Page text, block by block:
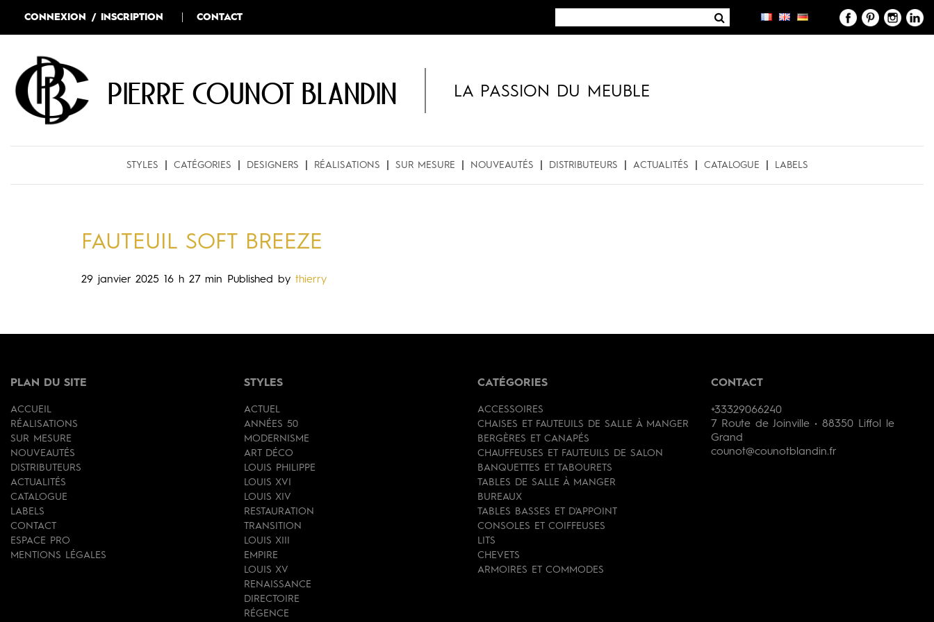
CONNEXION / INSCRIPTION CONTACT
Pierre COUNOT BLANDIN LA PASSION DU MEUBLE
STYLES CATÉGORIES DESIGNERS RÉALISATIONS SUR MESURE NOUVEAUTÉS DISTRIBUTEURS ACTUALITÉS CATALOGUE LABELS
FAUTEUIL SOFT BREEZE
29 janvier 2025 16 h 27 min Published by thierry
PLAN DU SITE
ACCUEIL
RÉALISATIONS
SUR MESURE
NOUVEAUTÉS
DISTRIBUTEURS
ACTUALITÉS
CATALOGUE
LABELS
CONTACT
ESPACE PRO
MENTIONS LÉGALES
STYLES
ACTUEL
ANNÉES 50
MODERNISME
ART DÉCO
LOUIS PHILIPPE
LOUIS XVI
LOUIS XIV
RESTAURATION
TRANSITION
LOUIS XIII
EMPIRE
LOUIS XV
RENAISSANCE
DIRECTOIRE
RÉGENCE
CATÉGORIES
ACCESSOIRES
CHAISES ET FAUTEUILS DE SALLE À MANGER
BERGÈRES ET CANAPÉS
CHAUFFEUSES ET FAUTEUILS DE SALON
BANQUETTES ET TABOURETS
TABLES DE SALLE À MANGER
BUREAUX
TABLES BASSES ET D'APPOINT
CONSOLES ET COIFFEUSES
LITS
CHEVETS
ARMOIRES ET COMMODES
CONTACT
+33329066240
7 Route de Joinville • 88350 Liffol le
Grand
counot@counotblandin.fr